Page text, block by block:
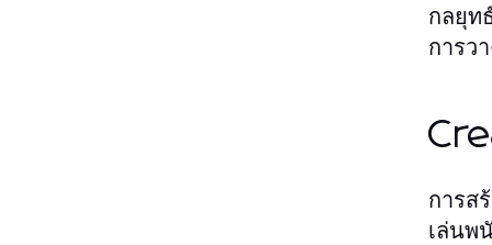
กลยุท
การว
การส
เล่นพ